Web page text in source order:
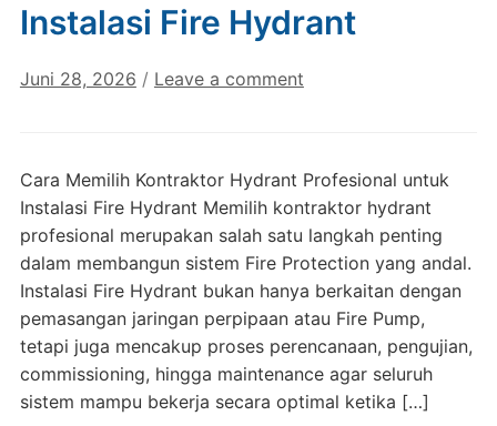
Instalasi Fire Hydrant
Juni 28, 2026 / Leave a comment
Cara Memilih Kontraktor Hydrant Profesional untuk
Instalasi Fire Hydrant Memilih kontraktor hydrant
profesional merupakan salah satu langkah penting
dalam membangun sistem Fire Protection yang andal.
Instalasi Fire Hydrant bukan hanya berkaitan dengan
pemasangan jaringan perpipaan atau Fire Pump,
tetapi juga mencakup proses perencanaan, pengujian,
commissioning, hingga maintenance agar seluruh
sistem mampu bekerja secara optimal ketika […]